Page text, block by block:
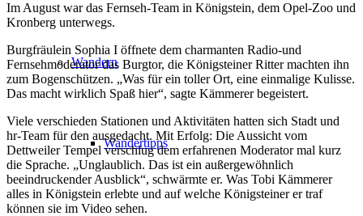
Wandern
Wandertipps
Im August war das Fernseh-Team in Königstein, dem Opel-Zoo und
Kronberg unterwegs.
Burgfräulein Sophia I öffnete dem charmanten Radio-und
Fernsehmoderator das Burgtor, die Königsteiner Ritter machten ihn
zum Bogenschützen. „Was für ein toller Ort, eine einmalige Kulisse.
Das macht wirklich Spaß hier“, sagte Kämmerer begeistert.
Viele verschieden Stationen und Aktivitäten hatten sich Stadt und
hr-Team für den ausgedacht. Mit Erfolg: Die Aussicht vom
Dettweiler Tempel verschlug dem erfahrenen Moderator mal kurz
die Sprache. „Unglaublich. Das ist ein außergewöhnlich
beeindruckender Ausblick“, schwärmte er. Was Tobi Kämmerer
alles in Königstein erlebte und auf welche Königsteiner er traf
können sie im Video sehen.